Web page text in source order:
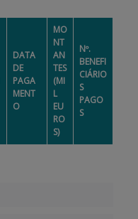
DATA
DE
PAGA
MENT
O
MO
NT
AN
TES
(MI
L
EU
RO
S)
Nº.
BENEFI
CIÁRIO
S
PAGO
S